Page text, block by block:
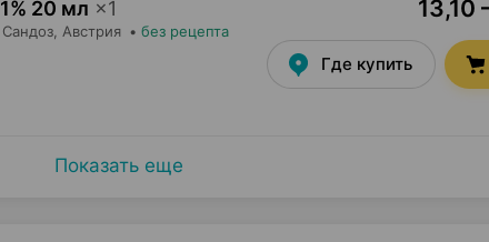
1% 20 мл ×1
Сандоз , Австрия • без рецепта
13,10
Где купить
Показать еще